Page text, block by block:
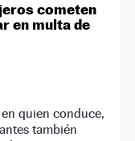
cometen
en multa de
quien conduce,
también